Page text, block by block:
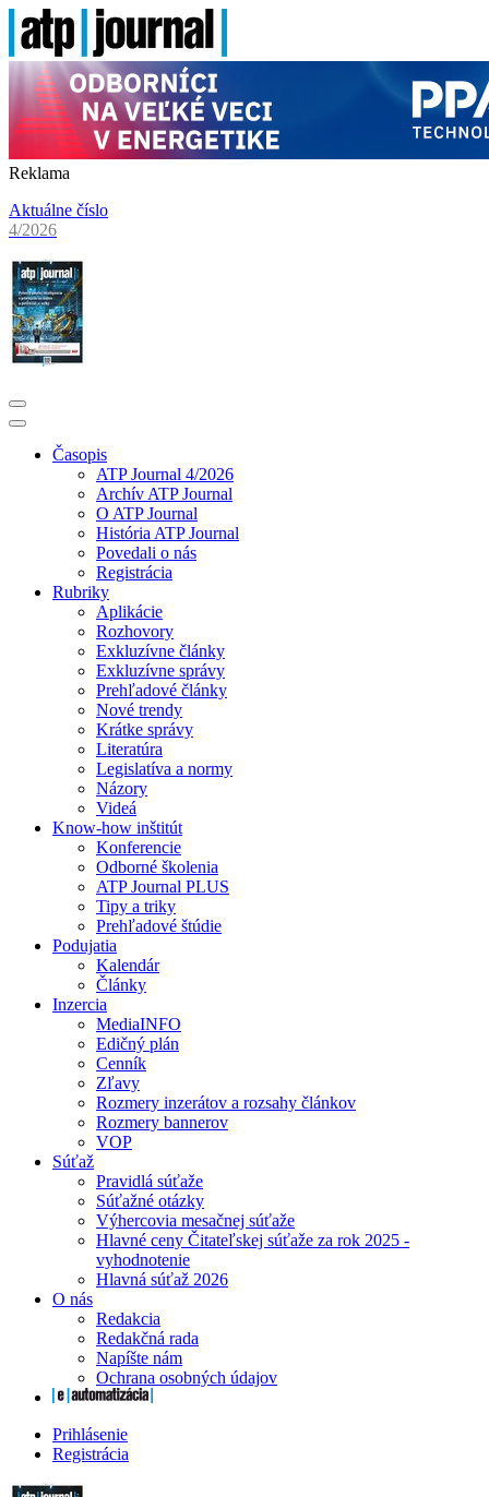
Reklama
Aktuálne číslo
4/2026
Časopis
ATP Journal 4/2026
Archív ATP Journal
O ATP Journal
História ATP Journal
Povedali o nás
Registrácia
Rubriky
Aplikácie
Rozhovory
Exkluzívne články
Exkluzívne správy
Prehľadové články
Nové trendy
Krátke správy
Literatúra
Legislatíva a normy
Názory
Videá
Know-how inštitút
Konferencie
Odborné školenia
ATP Journal PLUS
Tipy a triky
Prehľadové štúdie
Podujatia
Kalendár
Články
Inzercia
MediaINFO
Edičný plán
Cenník
Zľavy
Rozmery inzerátov a rozsahy článkov
Rozmery bannerov
VOP
Súťaž
Pravidlá súťaže
Súťažné otázky
Výhercovia mesačnej súťaže
Hlavné ceny Čitateľskej súťaže za rok 2025 -
vyhodnotenie
Hlavná súťaž 2026
O nás
Redakcia
Redakčná rada
Napíšte nám
Ochrana osobných údajov
Prihlásenie
Registrácia